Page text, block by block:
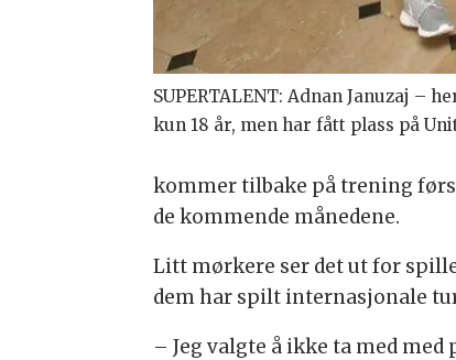
SUPERTALENT: Adnan Januzaj –
kun 18 år, men har fått plass på
kommer tilbake på trening
de kommende månedene.
Litt mørkere ser det ut for
dem har spilt internasjonale
– Jeg valgte å ikke ta med